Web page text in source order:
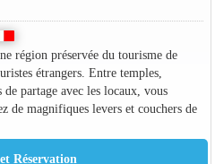
région préservée du tourisme de
étrangers. Entre temples,
partage avec les locaux, vous
de magnifiques levers et couchers de